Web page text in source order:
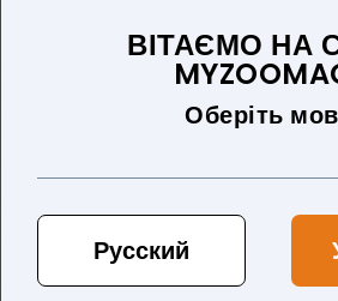
ВІТАЄМО НА
Оберіть
Русский
За
Показати 15